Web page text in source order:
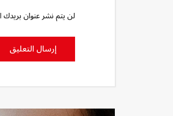
لن يتم نشر عنوان بريدك
إرسال التعليق